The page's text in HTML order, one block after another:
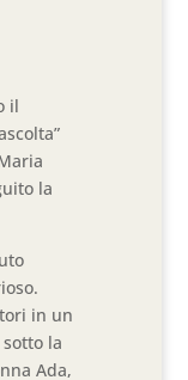
il
la
in un
la
Ada,